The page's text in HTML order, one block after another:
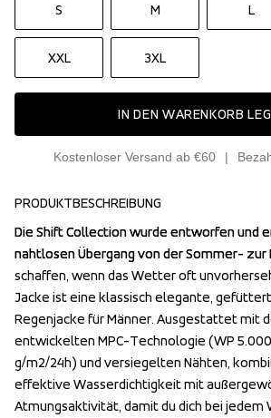
S M L
XXL 3XL
IN DEN WARENKORB
Kostenloser Versand ab €60
PRODUKTBESCHREIBUNG
Die Shift Collection wurde entworfen und
nahtlosen Übergang von der Sommer-
schaffen, wenn das Wetter oft
Jacke ist eine klassisch elegante,
Regenjacke für Männer. Ausgestattet mit
entwickelten MPC-Technologie (WP
g/m2/24h) und versiegelten Nähten,
effektive Wasserdichtigkeit mit
Atmungsaktivität, damit du dich bei
Die Shift Collection wurde entworfen und
nahtlosen Übergang von der Sommer-
schaffen, wenn das Wetter oft
Jacke ist eine klassisch elegante,
Regenjacke für Männer. Ausgestattet mit
entwickelten MPC-Technologie (WP
g/m2/24h) und versiegelten Nähten,
effektive Wasserdichtigkeit mit
Atmungsaktivität, damit du dich bei